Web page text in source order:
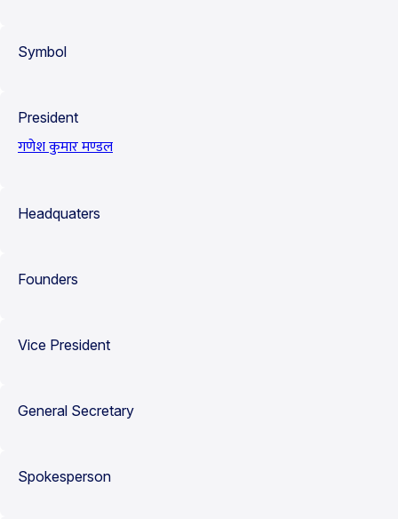
Symbol
President
गणेश कुमार मण्डल
Headquaters
Founders
Vice President
General Secretary
Spokesperson